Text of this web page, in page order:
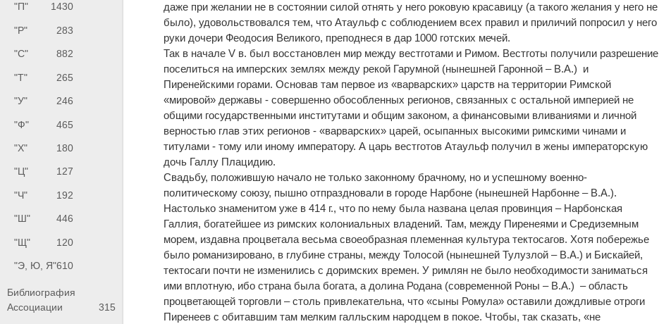
"П" 1430
"Р" 283
"С" 882
"Т" 265
"У" 246
"Ф" 465
"Х" 180
"Ц" 127
"Ч" 192
"Ш" 446
"Щ" 120
"Э, Ю, Я"610
Библиография
Ассоциации
315
даже при желании не в состоянии силой отнять у него роковую красавицу (а такого желания у него не
было), удовольствовался тем, что Атаульф с соблюдением всех правил и приличий попросил у него
руки дочери Феодосия Великого, преподнеся в дар 1000 готских мечей.
Так в начале V в. был восстановлен мир между вестготами и Римом. Вестготы получили разрешение
поселиться на имперских землях между рекой Гарумной (нынешней Гаронной – В.А.) и
Пиренейскими горами. Основав там первое из «варварских» царств на территории Римской
«мировой» державы - совершенно обособленных регионов, связанных с остальной империей не
общими государственными институтами и общим законом, а финансовыми вливаниями и личной
верностью глав этих регионов - «варварских» царей, осыпанных высокими римскими чинами и
титулами - тому или иному императору. А царь вестготов Атаульф получил в жены императорскую
дочь Галлу Плацидию.
Свадьбу, положившую начало не только законному брачному, но и успешному военно-
политическому союзу, пышно отпраздновали в городе Нарбоне (нынешней Нарбонне – В.А.).
Настолько знаменитом уже в 414 г., что по нему была названа целая провинция – Нарбонская
Галлия, богатейшее из римских колониальных владений. Там, между Пиренеями и Средиземным
морем, издавна процветала весьма своеобразная племенная культура тектосагов. Хотя побережье
было романизировано, в глубине страны, между Толосой (нынешней Тулузлой – В.А.) и Бискайей,
тектосаги почти не изменились с доримских времен. У римлян не было необходимости заниматься
ими вплотную, ибо страна была богата, а долина Родана (современной Роны – В.А.) – область
процветающей торговли – столь привлекательна, что «сыны Ромула» оставили дождливые отроги
Пиренеев с обитавшим там мелким галльским народцем в покое. Чтобы, так сказать, «не